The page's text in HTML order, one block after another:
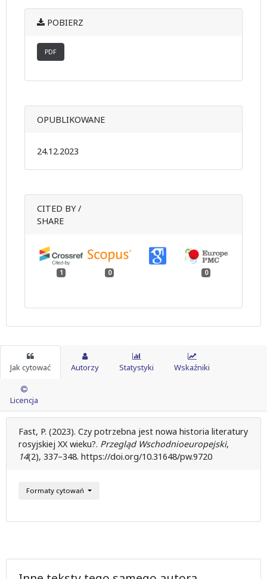
POBIERZ
PDF
OPUBLIKOWANE
24.12.2023
CITED BY /
SHARE
1 0 0
Jak cytować Autorzy Statystyki Wskaźniki
Licencja
Fast, P. (2023). Czy potrzebna jest nowa historia literatury
rosyjskiej XX wieku?. Przegląd Wschodnioeuropejski,
14(2), 337–348. https://doi.org/10.31648/pw.9720
Formaty cytowań